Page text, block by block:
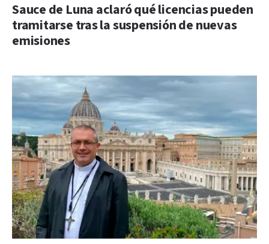
Sauce de Luna aclaró qué licencias pueden
tramitarse tras la suspensión de nuevas
emisiones